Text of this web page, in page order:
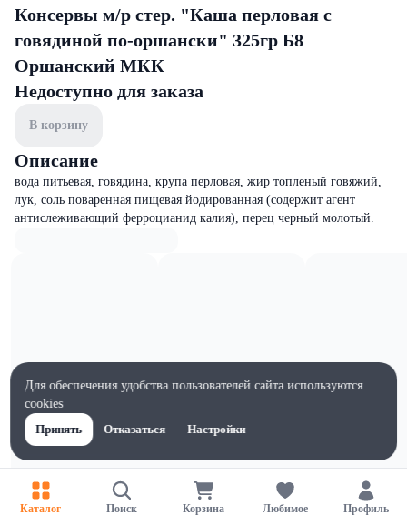
Консервы м/р стер. "Каша перловая с
говядиной по-оршански" 325гр Б8
Оршанский МКК
Недоступно для заказа
В корзину
Описание
вода питьевая, говядина, крупа перловая, жир топленый говяжий,
лук, соль поваренная пищевая йодированная (содержит агент
антислеживающий ферроцианид калия), перец черный молотый.
Каталог Поиск Корзина Любимое Профиль
Для обеспечения удобства пользователей сайта используются
cookies
Принять
Отказаться Настройки